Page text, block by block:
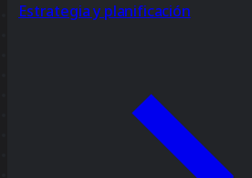
Estrategia y planificación